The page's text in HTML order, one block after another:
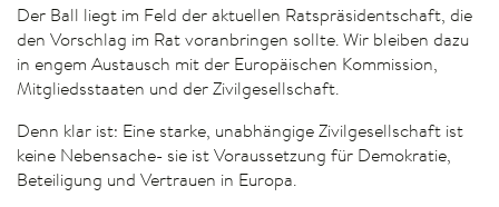
Der Ball liegt im Feld der aktuellen Ratspräsidentschaft, die
den Vorschlag im Rat voranbringen sollte. Wir bleiben dazu
in engem Austausch mit der Europäischen Kommission,
Mitgliedsstaaten und der Zivilgesellschaft.
Denn klar ist: Eine starke, unabhängige Zivilgesellschaft ist
keine Nebensache- sie ist Voraussetzung für Demokratie,
Beteiligung und Vertrauen in Europa.